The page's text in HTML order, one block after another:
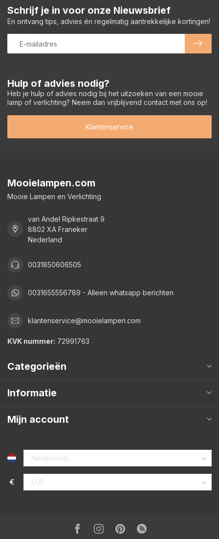
Hulp of advies nodig?
Heb je hulp of advies nodig bij het uitzoeken van een mooie
lamp of verlichting? Neem dan vrijblijvend contact met ons op!
Klantenservice
Schrijf je in voor onze Nieuwsbrief
En ontvang tips, advies én regelmatig aantrekkelijke kortingen!
Mooielampen.com
Mooie Lampen en Verlichting
van Andel Ripkestraat 9
8802 XA Franeker
Nederland
0031850606505
0031655556789 - Alleen whatsapp berichten
klantenservice@mooielampen.com
KVK nummer: 72991763
Categorieën
Informatie
Mijn account
€